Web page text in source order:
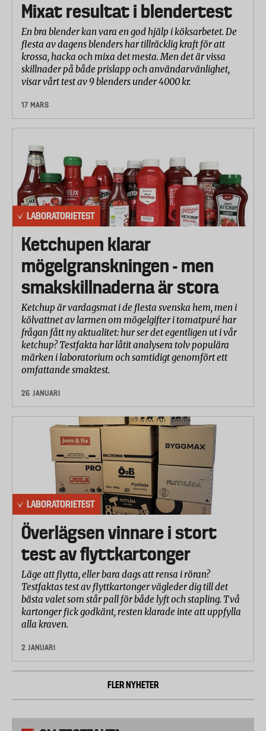
Mixat resultat i blendertest
En bra blender kan vara en god hjälp i köksarbetet. De
flesta av dagens blenders har tillräcklig kraft för att
krossa, hacka och mixa det mesta. Men det är vissa
skillnader på både prislapp och användarvänlighet,
visar vårt test av 9 blenders under 4000 kr.
17 MARS
LABORATORIETEST
Ketchupen klarar
mögelgranskningen - men
smakskillnaderna är stora
Ketchup är vardagsmat i de flesta svenska hem, men i
kölvattnet av larmen om mögelgifter i tomatpuré har
frågan fått ny aktualitet: hur ser det egentligen ut i vår
ketchup? Testfakta har låtit analysera tolv populära
märken i laboratorium och samtidigt genomfört ett
omfattande smaktest.
26 JANUARI
LABORATORIETEST
Överlägsen vinnare i stort
test av flyttkartonger
Läge att flytta, eller bara dags att rensa i röran?
Testfaktas test av flyttkartonger vägleder dig till det
bästa valet som står pall för både lyft och stapling. Två
kartonger fick godkänt, resten klarade inte att uppfylla
alla kraven.
2 JANUARI
FLER NYHETER